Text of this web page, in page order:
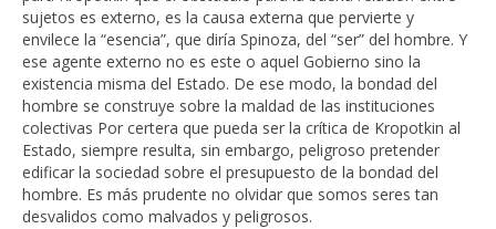
sujetos es externo, es la causa externa que pervierte y
envilece la “esencia”, que diría Spinoza, del “ser” del hombre. Y
ese agente externo no es este o aquel Gobierno sino la
existencia misma del Estado. De ese modo, la bondad del
hombre se construye sobre la maldad de las instituciones
colectivas Por certera que pueda ser la crítica de Kropotkin al
Estado, siempre resulta, sin embargo, peligroso pretender
edificar la sociedad sobre el presupuesto de la bondad del
hombre. Es más prudente no olvidar que somos seres tan
desvalidos como malvados y peligrosos.